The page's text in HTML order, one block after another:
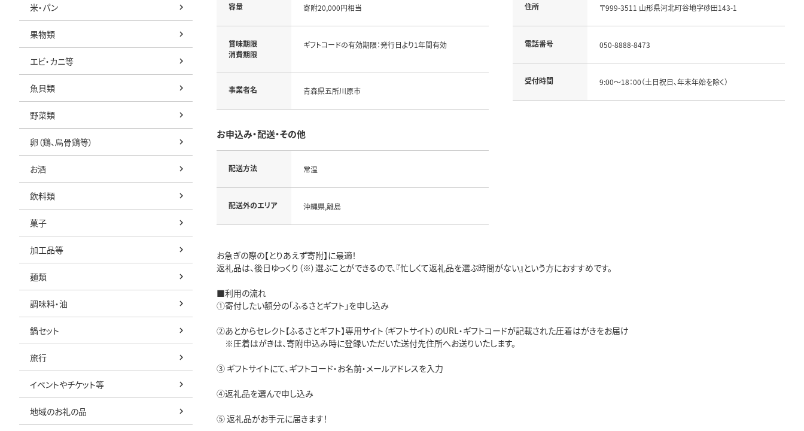
米・パン
果物類
エビ・カニ等
魚貝類
野菜類
卵（鶏、烏骨鶏等）
お酒
飲料類
菓子
加工品等
麺類
調味料・油
鍋セット
旅行
イベントやチケット等
地域のお礼の品
容量 寄附20,000円相当
賞味期限
消費期限
ギフトコードの有効期限：発行日より1年間有効
事業者名 青森県五所川原市
お申込み・配送・その他
配送方法 常温
配送外のエリア 沖縄県,離島
住所 〒999-3511 山形県河北町谷地字砂田143-1
電話番号 050-8888-8473
受付時間 9:00～18：00（土日祝日、年末年始を除く）
お急ぎの際の【とりあえず寄附】に最適！
返礼品は、後日ゆっくり（※）選ぶことができるので、『忙しくて返礼品を選ぶ時間がない』という方におすすめです。
■利用の流れ
①寄付したい額分の「ふるさとギフト」を申し込み
②あとからセレクト【ふるさとギフト】専用サイト（ギフトサイト）のURL・ギフトコードが記載された圧着はがきをお届け
※圧着はがきは、寄附申込み時に登録いただいた送付先住所へお送りいたします。
③ ギフトサイトにて、ギフトコード・お名前・メールアドレスを入力
④返礼品を選んで申し込み
⑤ 返礼品がお手元に届きます！